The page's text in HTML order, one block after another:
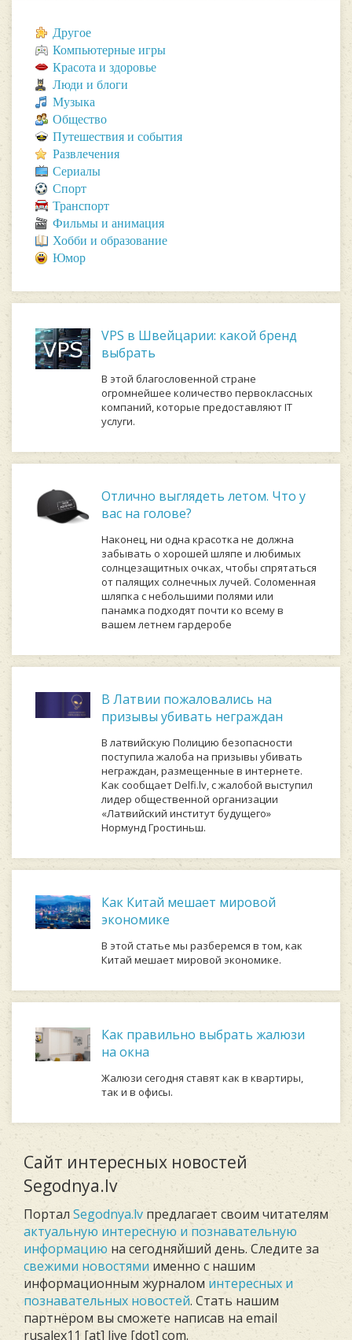
Другое
Компьютерные игры
Красота и здоровье
Люди и блоги
Музыка
Общество
Путешествия и события
Развлечения
Сериалы
Спорт
Транспорт
Фильмы и анимация
Хобби и образование
Юмор
VPS в Швейцарии: какой бренд
выбрать
В этой благословенной стране
огромнейшее количество первоклассных
компаний, которые предоставляют IT
услуги.
Отлично выглядеть летом. Что у
вас на голове?
Наконец, ни одна красотка не должна
забывать о хорошей шляпе и любимых
солнцезащитных очках, чтобы спрятаться
от палящих солнечных лучей. Соломенная
шляпка с небольшими полями или
панамка подходят почти ко всему в
вашем летнем гардеробе
В Латвии пожаловались на
призывы убивать неграждан
В латвийскую Полицию безопасности
поступила жалоба на призывы убивать
неграждан, размещенные в интернете.
Как сообщает Delfi.lv, с жалобой выступил
лидер общественной организации
«Латвийский институт будущего»
Нормунд Гростиньш.
Как Китай мешает мировой
экономике
В этой статье мы разберемся в том, как
Китай мешает мировой экономике.
Как правильно выбрать жалюзи
на окна
Жалюзи сегодня ставят как в квартиры,
так и в офисы.
Сайт интересных новостей
Segodnya.lv
Портал Segodnya.lv предлагает своим читателям
актуальную интересную и познавательную
информацию на сегодняйший день. Следите за
свежими новостями именно с нашим
информационным журналом интересных и
познавательных новостей. Стать нашим
партнёром вы сможете написав на email
rusalex11 [at] live [dot] com.